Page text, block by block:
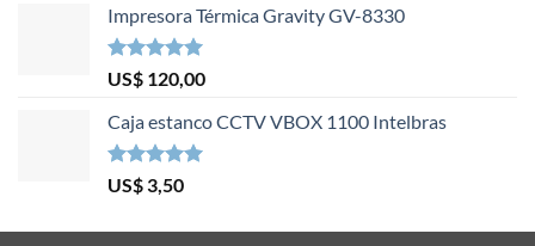
Impresora Térmica Gravity GV-8330
Valorado en
5.00
de 5
US$ 120,00
Caja estanco CCTV VBOX 1100 Intelbras
Valorado en
5.00
de 5
US$ 3,50